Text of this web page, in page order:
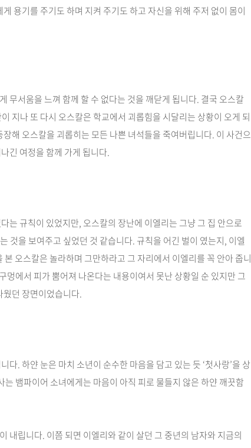
용기를 주기도 하며 지켜 주기도 하고 자신을 위해 주저 없이 몸이
무서움을 느껴 함께 할 수 없다는 것을 깨닫게 됩니다. 결국 오스칼
지나 또 다시 오스칼은 학교에서 괴롭힘을 시달리는 상황이 오게 되
해 오스칼을 괴롭히는 모든 나쁜 녀석들을 죽여버립니다. 이 사건으
긴 여정을 함께 가게 됩니다.
는 규칙이 있었지만, 오스칼의 장난에 이엘리는 그냥 그 집 안으로
것을 보여주고 싶었던 것 같습니다. 규칙을 어긴 벌이 였는지, 이엘
오스칼은 놀라하며 그만하라고 그 자리에서 이엘리를 꼭 안아 줍니
멍에서 피가 뿜어져 나온다는 내용이여서 못난 상황일 순 있지만 그
웠던 장면이었습니다.
다. 하얀 눈은 마치 소년이 순수한 마음을 담고 있는 듯 ‘첫사랑’을 상
뱀파이어 소녀에게는 마음이 아직 피로 물들지 않은 하얀 깨끗함
내립니다. 이쯤 되면 이엘리와 같이 살던 그 중년의 남자와 지금의